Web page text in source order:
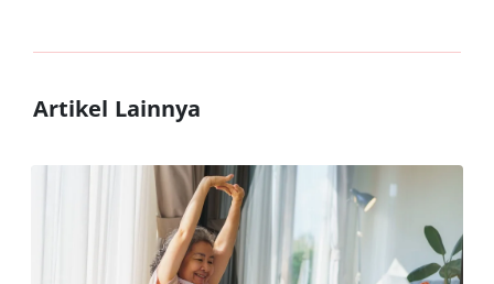
Artikel Lainnya